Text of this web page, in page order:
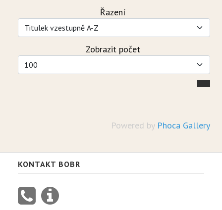
Řazení
Zobrazit počet
Powered by Phoca Gallery
KONTAKT BOBR